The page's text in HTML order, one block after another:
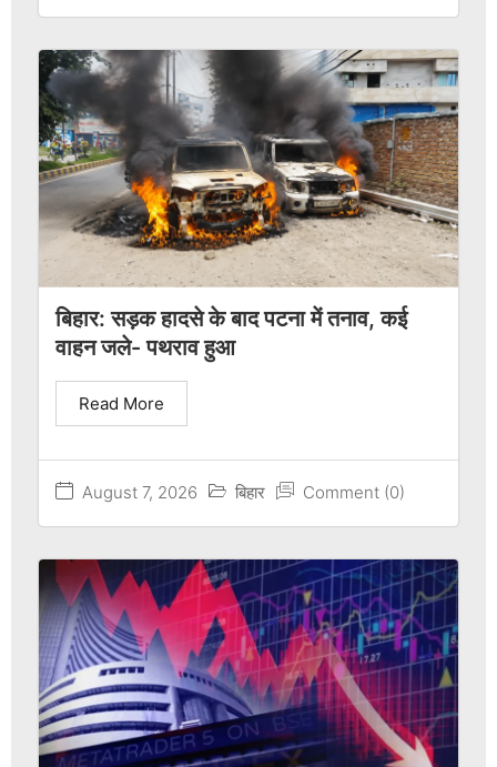
बिहार: सड़क हादसे के बाद पटना में तनाव, कई
वाहन जले- पथराव हुआ
August 7, 2026 बिहार Comment (0)
Read More